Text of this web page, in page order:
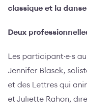
classique et la
Deux
Les participant∙e∙s
Jennifer Blasek,
et des Lettres qui
et Juliette Rahon,